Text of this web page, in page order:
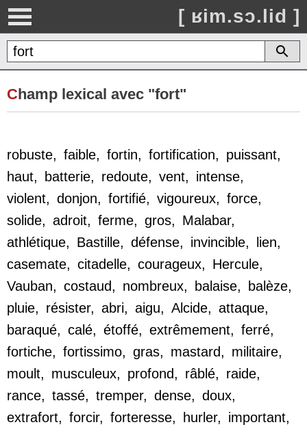
[ ʁim.sɔ.lid ]
Champ lexical avec "fort"
robuste, faible, fortin, fortification, puissant,
haut, batterie, redoute, vent, intense,
violent, donjon, fortifié, vigoureux, force,
solide, adroit, ferme, gros, Malabar,
athlétique, Bastille, défense, invincible, lien,
casemate, citadelle, courageux, Hercule,
Vauban, costaud, nombreux, balaise, balèze,
pluie, résister, abri, aigu, Alcide, attaque,
baraqué, calé, étoffé, extrêmement, ferré,
fortiche, fortissimo, gras, mastard, militaire,
moult, musculeux, profond, râblé, raide,
rance, tassé, tremper, dense, doux,
extrafort, forcir, forteresse, hurler, important,